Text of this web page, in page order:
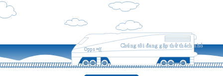
Opps =((
Chúng tôi đang gặp thử thách nhỏ